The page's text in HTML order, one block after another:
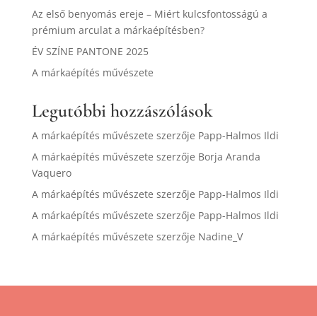
Az első benyomás ereje – Miért kulcsfontosságú a
prémium arculat a márkaépítésben?
ÉV SZÍNE PANTONE 2025
A márkaépítés művészete
Legutóbbi hozzászólások
A márkaépítés művészete szerzője Papp-Halmos Ildi
A márkaépítés művészete szerzője Borja Aranda
Vaquero
A márkaépítés művészete szerzője Papp-Halmos Ildi
A márkaépítés művészete szerzője Papp-Halmos Ildi
A márkaépítés művészete szerzője Nadine_V